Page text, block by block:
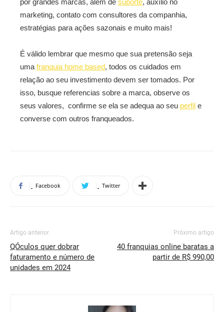
por grandes marcas, além de suporte, auxílio no
marketing, contato com consultores da companhia,
estratégias para ações sazonais e muito mais!
É válido lembrar que mesmo que sua pretensão seja
uma franquia home based, todos os cuidados em
relação ao seu investimento devem ser tomados. Por
isso, busque referencias sobre a marca, observe os
seus valores, confirme se ela se adequa ao seu perfil e
converse com outros franqueados.
Facebook Twitter
Artigo anterior
QÓculos quer dobrar
faturamento e número de
unidades em 2024
Próximo artigo
40 franquias online baratas a
partir de R$ 990,00